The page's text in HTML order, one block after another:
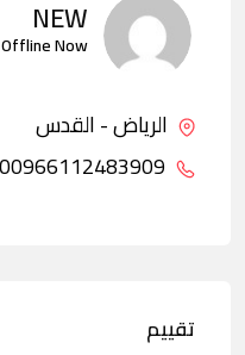
NEW
Offline Now
الرياض - القدس
تقييم